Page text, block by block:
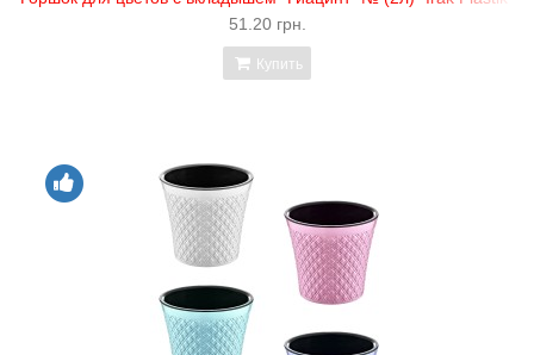
51.20 грн.
Купить